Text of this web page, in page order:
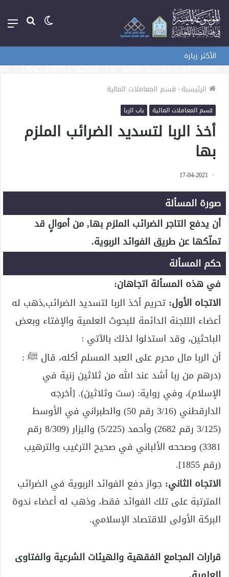
بحث الوضع
الأكثر زيارة
الرئيسية-قسم المعاملات المالية
قسم المعاملات المالية باب الربا
أخذ الربا لتسديد الضرائب الملزم
بها
17-04-2021
صورة المسألة
أن يدفع التاجر الضرائب الملزم بها, من أموالٍ قد
تملّكها عن طريق الفوائد الربوية.
حكم المسألة
في هذه المسألة اتجاهان:
الاتجاه الأول: تحريم أخذ الربا لتسديد الضرائب,ذهب له
أعضاء الللجنة الدائمة للبحوث العلمية والإفتاء وبعض
الباحثين، وقد استدلوا لذلك بالآتي :
أن الربا مال محرم على العبد المسلم أكله، قال ﷺ :
(درهم من ربا أشد عند الله من ثلاثين زنية في
الإسلام)، وفي رواية: (ست وثلاثين). [أخرجه
الدارقطني (3/16 رقم 50) والطبراني في الأوسط
(3/125 رقم 2682) وأحمد (5/225) والبزار (8/309 رقم
3381) وصححه الألباني في صحيح الترغيب والترهيب
(رقم 1855].
الاتجاه الثاني: جواز دفع الفوائد الربوية في الضرائب
المترتبة على تلك الفوائد فقط، وذهب له أعضاء ندوة
البركة الأولى للاقتصاد الإسلامي.
قرارات المجامع الفقهية والهيئات الشرعية والفتاوى